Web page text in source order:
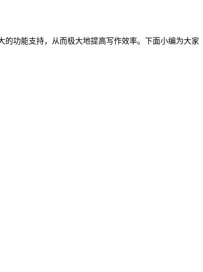
功能支持，从而极大地提高写作效率。下面小编为大家